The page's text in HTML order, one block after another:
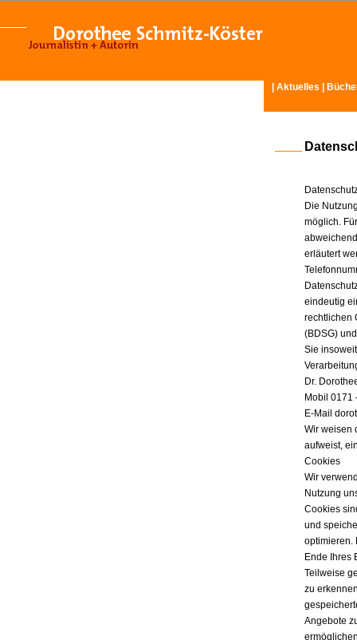
Aktuelles
Die
möglich.
erläutert
eindeutig
rechtlichen
(BDSG)
Sie
Dr.
Mobil 0171
E-Mail
Wir weisen
aufweist,
Cookies
Wir
Nutzung
Cookies
und
optimieren.
Ende Ihres
Teilweise
zu
Angebote